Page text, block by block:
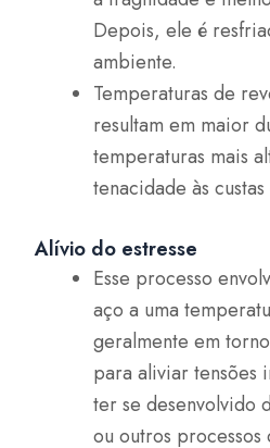
Depois, ele é
ambiente.
Temperaturas de
resultam em maior
temperaturas mais
tenacidade às
Alívio do estresse
Esse processo
aço a uma
geralmente em
para aliviar tensões
ter se desenvolvido
ou outros